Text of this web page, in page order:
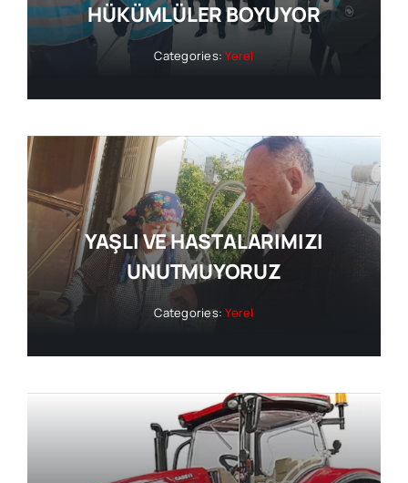
HÜKÜMLÜLER BOYUYOR
Categories:Yerel
YAŞLI VE HASTALARIMIZI
UNUTMUYORUZ
Categories:Yerel